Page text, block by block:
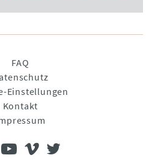
FAQ
Einstellungen
Kontakt